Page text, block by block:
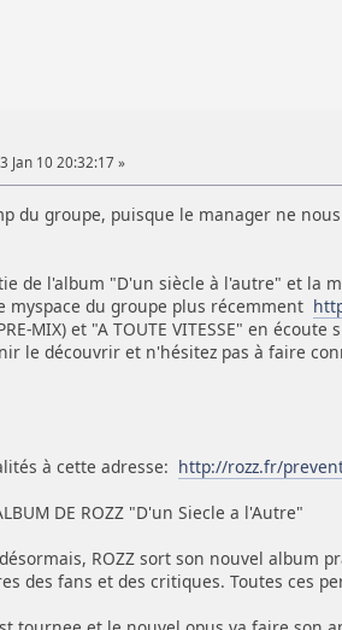
Jan 10 20:32:17 »
du groupe, puisque le manager ne
de l'album "D'un siècle à l'autre" et la
du groupe plus récemment
MIX) et "A TOUTE VITESSE" en
le découvrir et n'hésitez pas à faire
à cette adresse: http://rozz.fr/
DE ROZZ "D'un Siecle a l'Autre"
ROZZ sort son nouvel album
des fans et des critiques. Toutes ces